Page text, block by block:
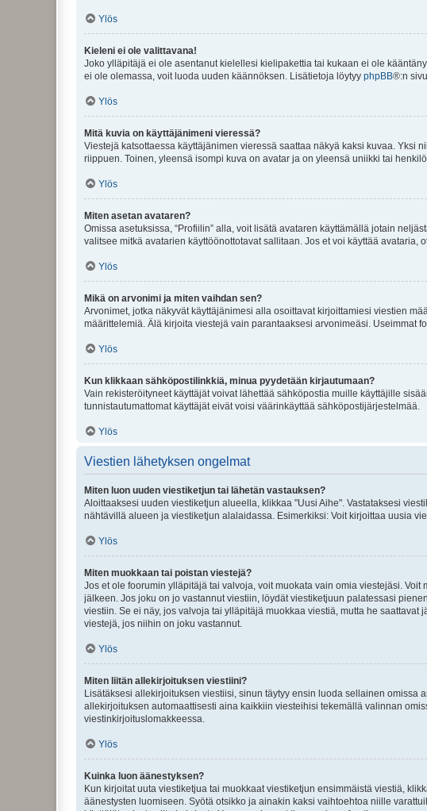
Ylös
Kieleni ei ole valittavana!
Joko ylläpitäjä ei ole asentanut kielellesi kielipakettia tai kukaan ei ole
ei ole olemassa, voit luoda uuden käännöksen. Lisätietoja löytyy phpBB®:n
Ylös
Mitä kuvia on käyttäjänimeni vieressä?
Viestejä katsottaessa käyttäjänimen vieressä saattaa näkyä kaksi kuvaa. Yksi
riippuen. Toinen, yleensä isompi kuva on avatar ja on yleensä uniikki tai
Ylös
Miten asetan avataren?
Omissa asetuksissa, “Profiilin” alla, voit lisätä avataren käyttämällä jotain
valitsee mitkä avatarien käyttöönottotavat sallitaan. Jos et voi käyttää avataria,
Ylös
Mikä on arvonimi ja miten vaihdan sen?
Arvonimet, jotka näkyvät käyttäjänimesi alla osoittavat kirjoittamiesi viestien
määrittelemiä. Älä kirjoita viestejä vain parantaaksesi arvonimeäsi. Useimmat
Ylös
Kun klikkaan sähköpostilinkkiä, minua pyydetään kirjautumaan?
Vain rekisteröityneet käyttäjät voivat lähettää sähköpostia muille käyttäjille
tunnistautumattomat käyttäjät eivät voisi väärinkäyttää sähköpostijärjestelmää.
Ylös
Viestien lähetyksen ongelmat
Miten luon uuden viestiketjun tai lähetän vastauksen?
Aloittaaksesi uuden viestiketjun alueella, klikkaa "Uusi Aihe". Vastataksesi
nähtävillä alueen ja viestiketjun alalaidassa. Esimerkiksi: Voit kirjoittaa uusia
Ylös
Miten muokkaan tai poistan viestejä?
Jos et ole foorumin ylläpitäjä tai valvoja, voit muokata vain omia viestejäsi.
jälkeen. Jos joku on jo vastannut viestiin, löydät viestiketjuun palatessasi
viestiin. Se ei näy, jos valvoja tai ylläpitäjä muokkaa viestiä, mutta he
viestejä, jos niihin on joku vastannut.
Ylös
Miten liitän allekirjoituksen viestiini?
Lisätäksesi allekirjoituksen viestiisi, sinun täytyy ensin luoda sellainen omissa
allekirjoituksen automaattisesti aina kaikkiin viesteihisi tekemällä valinnan
viestinkirjoituslomakkeessa.
Ylös
Kuinka luon äänestyksen?
Kun kirjoitat uuta viestiketjua tai muokkaat viestiketjun ensimmäistä viestiä,
äänestysten luomiseen. Syötä otsikko ja ainakin kaksi vaihtoehtoa niille